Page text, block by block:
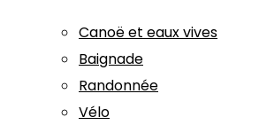
Canoë et eaux vives
Baignade
Randonnée
Vélo